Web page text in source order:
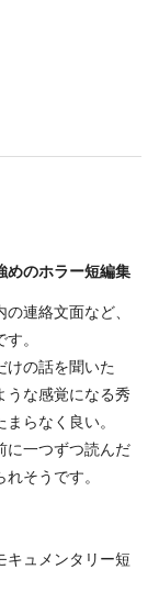
めのホラー短編集
連絡文面など、
。
の話を聞いた
うな感覚になる秀
らなく良い。
に一つずつ読んだ
そうです。
キュメンタリー短